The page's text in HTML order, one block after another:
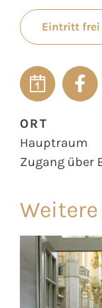
Eintritt frei
ORT
Hauptraum
Zugang über